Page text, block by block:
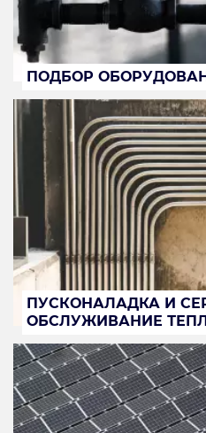
ПОДБОР
ПУСКОНАЛАДКА И
ОБСЛУЖИВАНИЕ